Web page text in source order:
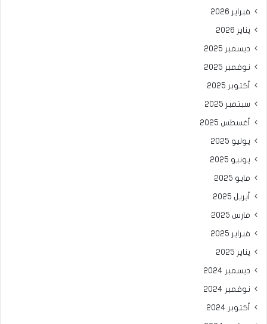
فبراير 2026
يناير 2026
ديسمبر 2025
نوفمبر 2025
أكتوبر 2025
سبتمبر 2025
أغسطس 2025
يوليو 2025
يونيو 2025
مايو 2025
أبريل 2025
مارس 2025
فبراير 2025
يناير 2025
ديسمبر 2024
نوفمبر 2024
أكتوبر 2024